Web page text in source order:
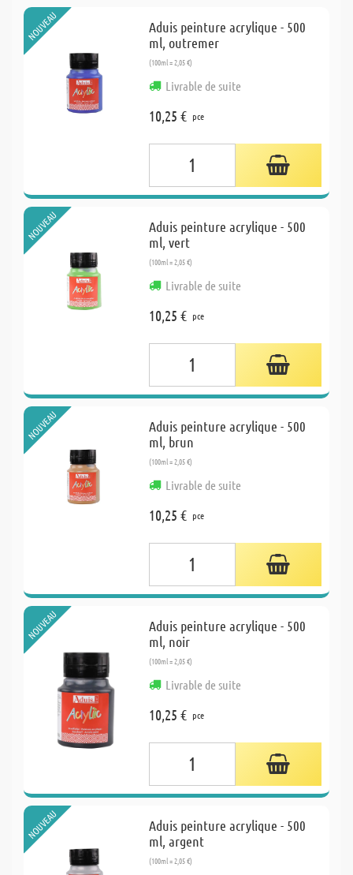
Aduis peinture acrylique - 500
ml, outremer
(100ml = 2,05 €)
Livrable de suite
10,25 € pce
NOUVEAU
Aduis peinture acrylique - 500
ml, vert
(100ml = 2,05 €)
Livrable de suite
10,25 € pce
NOUVEAU
Aduis peinture acrylique - 500
ml, brun
(100ml = 2,05 €)
Livrable de suite
10,25 € pce
NOUVEAU
Aduis peinture acrylique - 500
ml, noir
(100ml = 2,05 €)
Livrable de suite
10,25 € pce
NOUVEAU
Aduis peinture acrylique - 500
ml, argent
(100ml = 2,05 €)
NOUVEAU